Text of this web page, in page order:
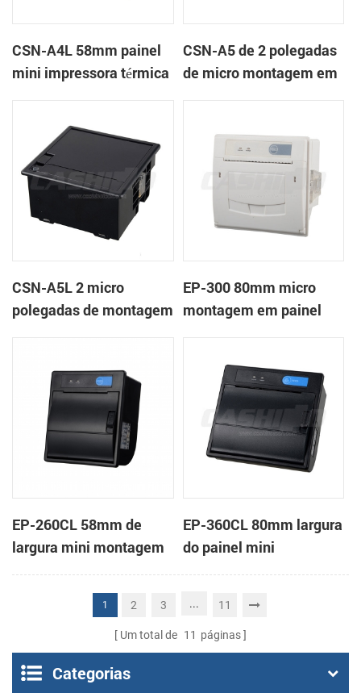
CSN-A4L 58mm painel
mini impressora térmica
CSN-A5 de 2 polegadas
de micro montagem em
CSN-A5L 2 micro
polegadas de montagem
EP-300 80mm micro
montagem em painel
EP-260CL 58mm de
largura mini montagem
em painel impressora
térmica com a auto-
EP-360CL 80mm largura
do painel mini
impressora térmica com
1 2 3 ... 11
Um total de 11 páginas
Categorias